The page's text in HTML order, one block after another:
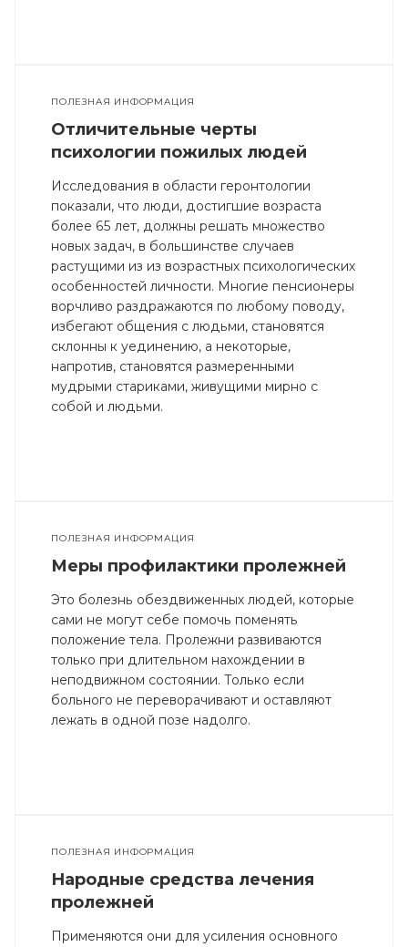
ПОЛЕЗНАЯ ИНФОРМАЦИЯ
Отличительные черты
психологии пожилых людей
Исследования в области геронтологии
показали, что люди, достигшие возраста
более 65 лет, должны решать множество
новых задач, в большинстве случаев
растущими из из возрастных психологических
особенностей личности. Многие пенсионеры
ворчливо раздражаются по любому поводу,
избегают общения с людьми, становятся
склонны к уединению, а некоторые,
напротив, становятся размеренными
мудрыми стариками, живущими мирно с
собой и людьми.
ПОЛЕЗНАЯ ИНФОРМАЦИЯ
Меры профилактики пролежней
Это болезнь обездвиженных людей, которые
сами не могут себе помочь поменять
положение тела. Пролежни развиваются
только при длительном нахождении в
неподвижном состоянии. Только если
больного не переворачивают и оставляют
лежать в одной позе надолго.
ПОЛЕЗНАЯ ИНФОРМАЦИЯ
Народные средства лечения
пролежней
Применяются они для усиления основного